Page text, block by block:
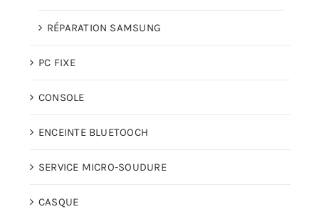
RÉPARATION SAMSUNG
PC FIXE
CONSOLE
ENCEINTE BLUETOOCH
SERVICE MICRO-SOUDURE
CASQUE